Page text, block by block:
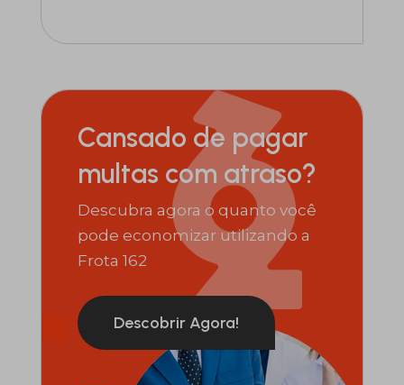
Cansado de pagar
multas com atraso?
Descubra agora o quanto você
pode economizar utilizando a
Frota 162
Descobrir Agora!